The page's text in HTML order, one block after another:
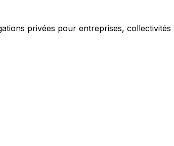
privées pour entreprises,